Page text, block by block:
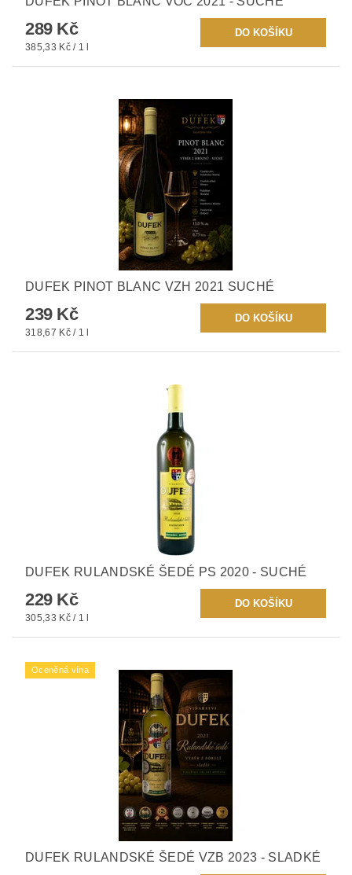
289 Kč
385,33 Kč / 1 l
DUFEK PINOT BLANC VZH 2021 SUCHÉ
239 Kč
318,67 Kč / 1 l
DUFEK RULANDSKÉ ŠEDÉ PS 2020 - SUCHÉ
229 Kč
305,33 Kč / 1 l
Oceněná vína
DUFEK RULANDSKÉ ŠEDÉ VZB 2023 - SLADKÉ